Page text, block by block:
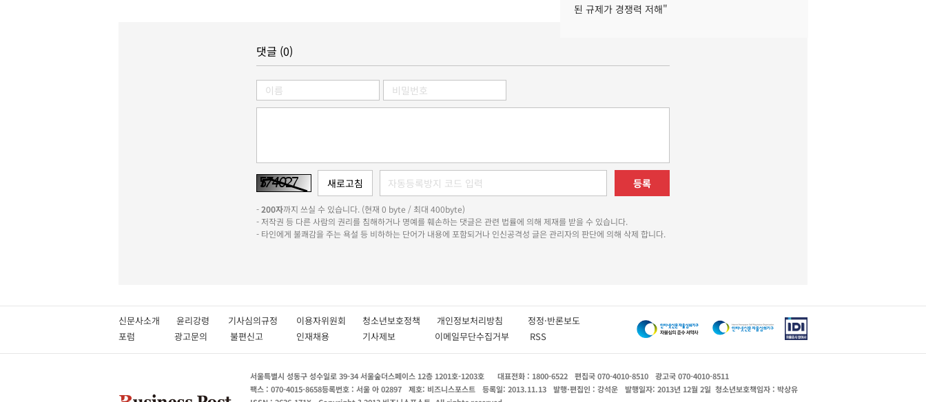
된 규제가 경쟁력 저해"
댓글 (0)
등록
-200자까지 쓰실 수 있습니다. (현재 0 byte / 최대 400byte)
- 저작권 등 다른 사람의 권리를 침해하거나 명예를 훼손하는 댓글은 관련 법률에 의해 제재를 받을 수 있습니다.
- 타인에게 불쾌감을 주는 욕설 등 비하하는 단어가 내용에 포함되거나 인신공격성 글은 관리자의 판단에 의해 삭제 합니다.
신문사소개 윤리강령 기사심의규정 이용자위원회 청소년보호정책 개인정보처리방침 정정·반론보도
포럼
광고문의 불편신고 인재채용 기사제보 이메일무단수집거부 RSS
서울특별시 성동구 성수일로 39-34 서울숲더스페이스 12층 1201호-1203호 대표전화 : 1800-6522 편집국 070-4010-8510
광고국 070-4010-8511
팩스 : 070-4015-8658등록번호 : 서울 아 02897 제호: 비즈니스포스트 등록일: 2013.11.13 발행·편집인 : 강석운 발행일자: 2013년 12월 2일 청소년보호책임자 : 박상유